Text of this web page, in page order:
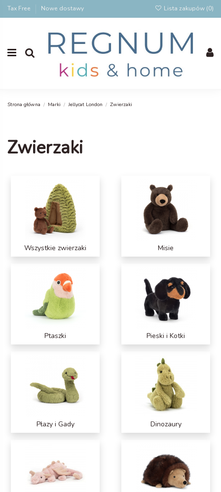
Tax Free Nowe dostawy Lista zakupów (0)
Strona główna Marki Jellycat London Zwierzaki
Zwierzaki
Wszystkie zwierzaki Misie
Ptaszki Pieski i Kotki
Płazy i Gady Dinozaury